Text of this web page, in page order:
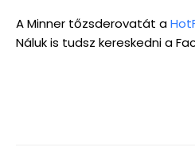
A Minner tőzsderovatát a
Náluk is tudsz kereskedni a